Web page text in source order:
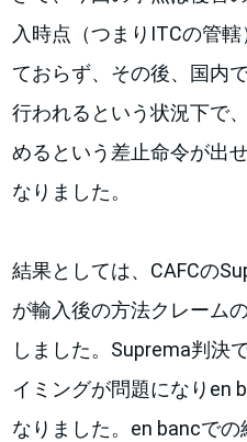
入時点（つまりITCの管
ておらず、その後、国内
行われるという状況下で
めるという差止命令が出
なりました。
結果としては、CAFCの
が輸入後の方法クレーム
しました。Suprema判決
イミングが問題になりen
なりました。en bancで